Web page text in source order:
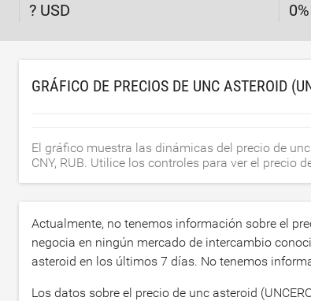
? USD 0%
GRÁFICO DE PRECIOS DE UNC ASTEROID
El gráfico muestra las dinámicas del precio de unc
CNY, RUB. Utilice los controles para ver el precio
Actualmente, no tenemos información sobre el
negocia en ningún mercado de intercambio
asteroid en los últimos 7 días. No tenemos
Los datos sobre el precio de unc asteroid